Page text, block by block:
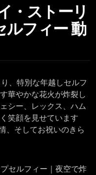
・ストーリ
ルフィー 動
、特別な年越しセルフ
華やかな花火が炸裂し
シー、レックス、ハム
笑顔を見せています
、そしてお祝いのきら
セルフィー｜夜空で炸